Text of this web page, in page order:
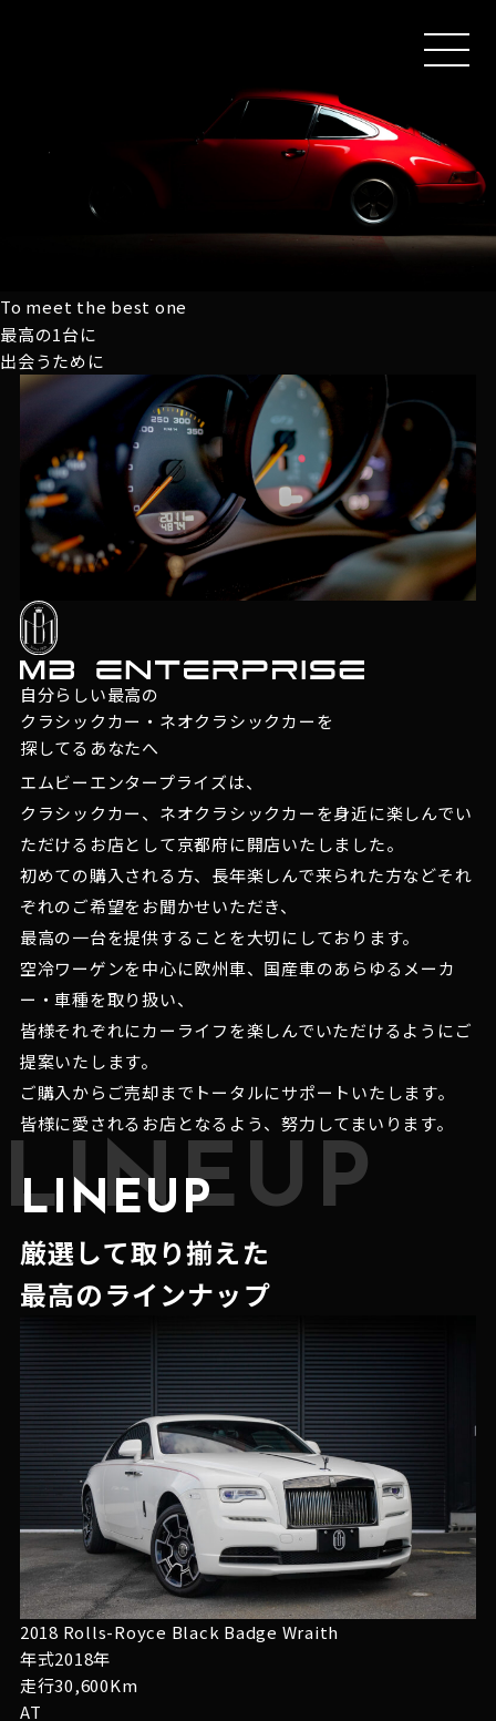
MEN
To meet the best one
最高の1台に
出会うために
自分らしい最高の
クラシックカー・ネオクラシックカーを
探してるあなたへ
エムビーエンタープライズは、
クラシックカー、ネオクラシックカーを身近に楽しんでい
ただけるお店として京都府に開店いたしました。
初めての購入される方、長年楽しんで来られた方などそれ
ぞれのご希望をお聞かせいただき、
最高の一台を提供することを大切にしております。
空冷ワーゲンを中心に欧州車、国産車のあらゆるメーカ
ー・車種を取り扱い、
皆様それぞれにカーライフを楽しんでいただけるようにご
提案いたします。
ご購入からご売却までトータルにサポートいたします。
皆様に愛されるお店となるよう、努力してまいります。
LINEUP
LINEUP
厳選して取り揃えた
最高のラインナップ
2018 Rolls-Royce Black Badge Wraith
年式2018年
走行30,600Km
AT